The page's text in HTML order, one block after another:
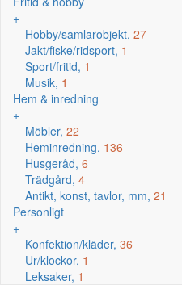
+
Hobby/samlarobjekt, 27
Jakt/fiske/ridsport, 1
Sport/fritid, 1
Musik, 1
Hem & inredning
+
Möbler, 22
Heminredning, 136
Husgeråd, 6
Trädgård, 4
Antikt, konst, tavlor, mm, 21
Personligt
+
Konfektion/kläder, 36
Ur/klockor, 1
Leksaker, 1